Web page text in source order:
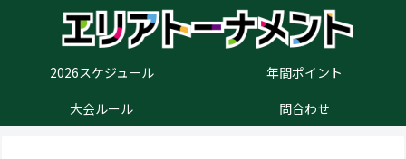
2026スケジュール
年間ポイント
大会ルール
問合わせ